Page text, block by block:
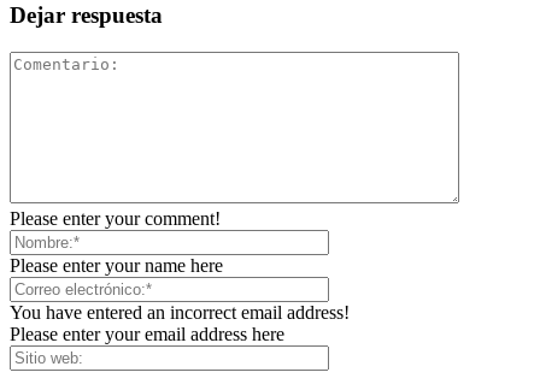
Dejar respuesta
Please enter your comment!
Please enter your name here
You have entered an incorrect email address!
Please enter your email address here